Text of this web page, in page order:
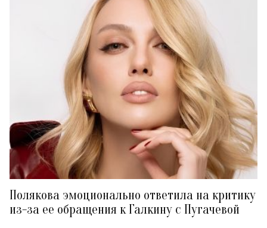
Полякова эмоционально ответила на критику
из-за ее обращения к Галкину с Пугачевой